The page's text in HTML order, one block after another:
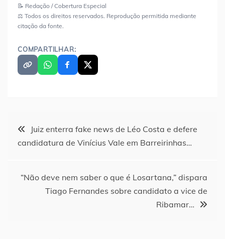
📝 Redação / Cobertura Especial
⚖️ Todos os direitos reservados. Reprodução permitida mediante
citação da fonte.
COMPARTILHAR:
Navegação
Post
Juiz enterra fake news de Léo Costa e defere
candidatura de Vinícius Vale em Barreirinhas…
“Não deve nem saber o que é Losartana,” dispara
Tiago Fernandes sobre candidato a vice de
Ribamar…